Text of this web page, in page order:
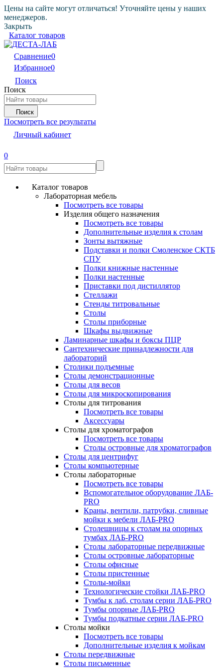
Цены на сайте могут отличаться! Уточняйте цены у наших
менеджеров.
Закрыть
Каталог товаров
Сравнение0
Избранное0
Поиск
Поиск
Поиск
Посмотреть все результаты
Личный кабинет
0
Каталог товаров
Лабораторная мебель
Посмотреть все товары
Изделия общего назначения
Посмотреть все товары
Дополнительные изделия к столам
Зонты вытяжные
Подставки и полки Смоленское СКТБ
СПУ
Полки книжные настенные
Полки настенные
Приставки под дистиллятор
Стеллажи
Стенды титровальные
Столы
Столы приборные
Шкафы выдвижные
Ламинарные шкафы и боксы ПЦР
Сантехнические принадлежности для
лабораторий
Столики подъемные
Столы демонстрационные
Столы для весов
Столы для микроскопирования
Столы для титрования
Посмотреть все товары
Аксессуары
Столы для хроматографов
Посмотреть все товары
Столы островные для хроматографов
Столы для центрифуг
Столы компьютерные
Столы лабораторные
Посмотреть все товары
Вспомогательное оборудование ЛАБ-
PRO
Краны, вентили, патрубки, сливные
мойки к мебели ЛАБ-PRO
Столешницы к столам на опорных
тумбах ЛАБ-PRO
Столы лабораторные передвижные
Столы островные лабораторные
Столы офисные
Столы пристенные
Столы-мойки
Технологические стойки ЛАБ-PRO
Тумбы к лаб. столам серии ЛАБ-PRO
Тумбы опорные ЛАБ-PRO
Тумбы подкатные серии ЛАБ-PRO
Столы мойки
Посмотреть все товары
Дополнительные изделия к мойкам
Столы передвижные
Столы письменные